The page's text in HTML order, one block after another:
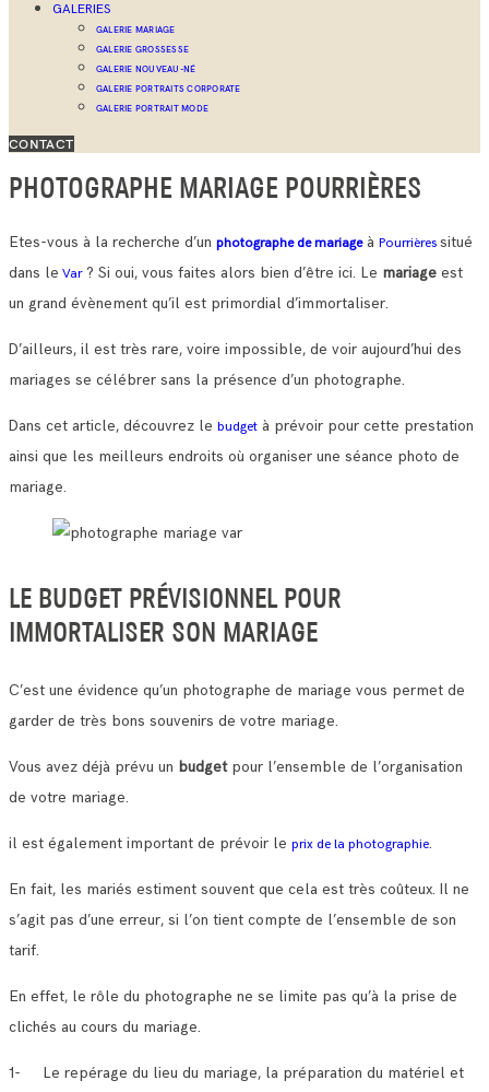
GALERIES
GALERIE MARIAGE
GALERIE GROSSESSE
GALERIE NOUVEAU-NÉ
GALERIE PORTRAITS CORPORATE
GALERIE PORTRAIT MODE
CONTACT
PHOTOGRAPHE MARIAGE POURRIÈRES
Etes-vous à la recherche d’un photographe de mariageà Pourrières situé
dans le Var? Si oui, vous faites alors bien d’être ici. Le mariage est
un grand évènement qu’il est primordial d’immortaliser.
D’ailleurs, il est très rare, voire impossible, de voir aujourd’hui des
mariages se célébrer sans la présence d’un photographe.
Dans cet article, découvrez le budget à prévoir pour cette prestation
ainsi que les meilleurs endroits où organiser une séance photo de
mariage.
LE BUDGET PRÉVISIONNEL POUR
IMMORTALISER SON MARIAGE
C’est une évidence qu’un photographe de mariage vous permet de
garder de très bons souvenirs de votre mariage.
Vous avez déjà prévu un budget pour l’ensemble de l’organisation
de votre mariage.
il est également important de prévoir le prix de la photographie.
En fait, les mariés estiment souvent que cela est très coûteux. Il ne
s’agit pas d’une erreur, si l’on tient compte de l’ensemble de son
tarif.
En effet, le rôle du photographe ne se limite pas qu’à la prise de
clichés au cours du mariage.
1- Le repérage du lieu du mariage, la préparation du matériel et